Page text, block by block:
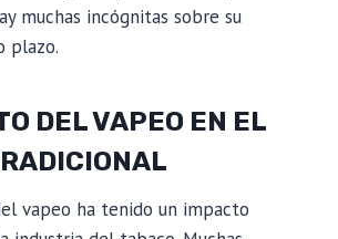
muchas incógnitas sobre su
plazo.
DEL VAPEO EN EL
vapeo ha tenido un impacto